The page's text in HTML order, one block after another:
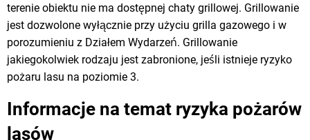
terenie obiektu nie ma dostępnej chaty grillowej. Grillowanie
jest dozwolone wyłącznie przy użyciu grilla gazowego i w
porozumieniu z Działem Wydarzeń. Grillowanie
jakiegokolwiek rodzaju jest zabronione, jeśli istnieje ryzyko
pożaru lasu na poziomie 3.
Informacje na temat ryzyka pożarów
lasów